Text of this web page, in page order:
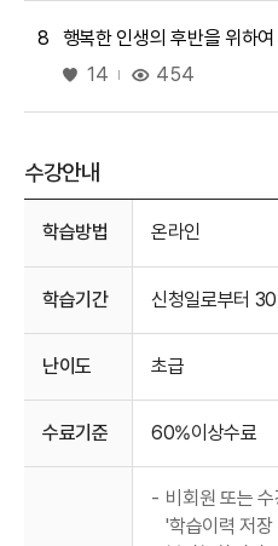
8
행복한 인생의 후반을 위하여
좋아요
14 454
수강안내
학습방법 온라인
학습기간 신청일로부터
난이도 초급
수료기준 60%이상수료
- 비회원 또는
'학습이력 저장